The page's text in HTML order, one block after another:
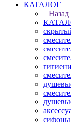
КАТАЛОГ
Назад
сифоны